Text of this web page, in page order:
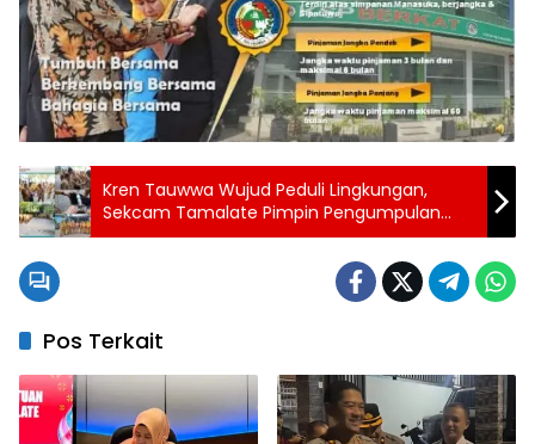
Kren Tauwwa Wujud Peduli Lingkungan,
Sekcam Tamalate Pimpin Pengumpulan
Ecobrick dari ASN
Pos Terkait